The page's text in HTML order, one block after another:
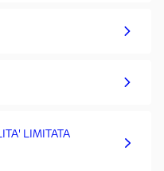
LIMITATA